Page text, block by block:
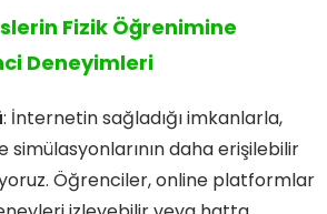
Fizik Öğrenimine
Deneyimleri
: İnternetin sağladığı imkanlarla,
simülasyonlarının daha erişilebilir
Öğrenciler, online platformlar